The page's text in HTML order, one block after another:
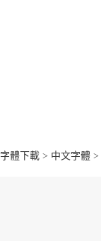
字體下載 > 中文字體 >